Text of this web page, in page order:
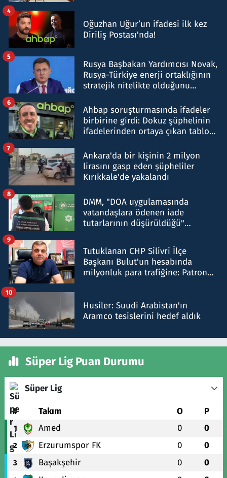
Oğuzhan Uğur’un ifadesi ilk kez
Diriliş Postası'nda!
4
Rusya Başbakan Yardımcısı Novak,
Rusya-Türkiye enerji ortaklığının
stratejik nitelikte olduğunu
5
Ahbap soruşturmasında ifadeler
birbirine girdi: Dokuz şüphelinin
ifadelerinden ortaya çıkan tablo
6
Ankara'da bir kişinin 2 milyon
lirasını gasp eden şüpheliler
Kırıkkale'de yakalandı
7
DMM, "DOA uygulamasında
vatandaşlara ödenen iade
tutarlarının düşürüldüğü"
8
Tutuklanan CHP Silivri İlçe
Başkanı Bulut'un hesabında
milyonluk para trafiğine: Patron
9
Husiler: Suudi Arabistan'ın
Aramco tesislerini hedef aldık
10
Süper Lig Puan Durumu
Süper Lig
# Takım O P
1 Amed 0 0
2 Erzurumspor FK 0 0
3 Başakşehir 0 0